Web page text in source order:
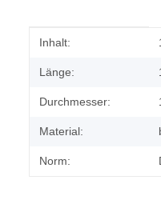
Produkteigenschaft
Wert
Inhalt:
Länge:
Durchmesser:
Material:
Norm: